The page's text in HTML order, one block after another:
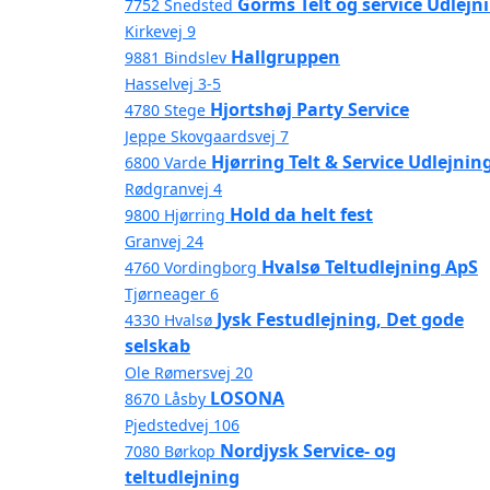
7752 Snedsted
Kirkevej 9
9881 Bindslev Hallgruppen
Hasselvej 3-5
4780 Stege Hjortshøj Party Service
Jeppe Skovgaardsvej 7
6800 Varde Hjørring Telt & Service
Rødgranvej 4
9800 Hjørring Hold da helt fest
Granvej 24
4760 Vordingborg Hvalsø Teltudlejning ApS
Tjørneager 6
4330 Hvalsø Jysk Festudlejning, Det gode
selskab
Ole Rømersvej 20
8670 Låsby LOSONA
Pjedstedvej 106
7080 Børkop Nordjysk Service- og
teltudlejning